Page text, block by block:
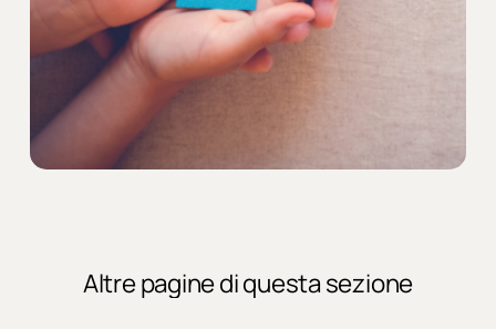
Altrepaginediquestasezione